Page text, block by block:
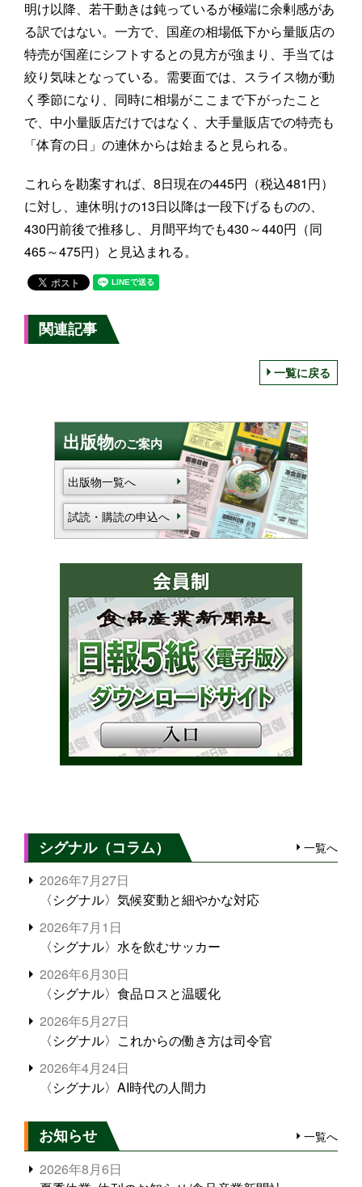
明け以降、若干動きは鈍っているが極端に余剰感があ
る訳ではない。一方で、国産の相場低下から量販店の
特売が国産にシフトするとの見方が強まり、手当ては
絞り気味となっている。需要面では、スライス物が動
く季節になり、同時に相場がここまで下がったこと
で、中小量販店だけではなく、大手量販店での特売も
「体育の日」の連休からは始まると見られる。
これらを勘案すれば、8日現在の445円（税込481円）
に対し、連休明けの13日以降は一段下げるものの、
430円前後で推移し、月間平均でも430～440円（同
465～475円）と見込まれる。
関連記事
一覧に戻る
出版物のご案内
出版物一覧へ
試読・購読の申込へ
シグナル（コラム） 一覧へ
2026年7月27日
〈シグナル〉気候変動と細やかな対応
2026年7月1日
〈シグナル〉水を飲むサッカー
2026年6月30日
〈シグナル〉食品ロスと温暖化
2026年5月27日
〈シグナル〉これからの働き方は司令官
2026年4月24日
〈シグナル〉AI時代の人間力
お知らせ 一覧へ
2026年8月6日